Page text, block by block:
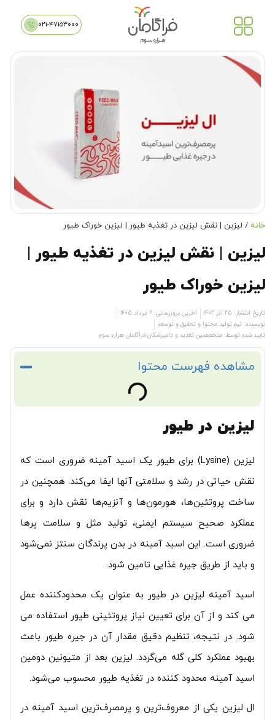
۰۲۱-۴۷۱۵۳۰۰۰
خانه / لیزین | نقش لیزین در تغذیه طیور | لیزین خوراک طیور
لیزین | نقش لیزین در تغذیه طیور |
لیزین خوراک طیور
تاریخ انتشار: 25 آذر 1402
آخرین بروزرسانی: 6 مرداد 1405
نویسنده: تیم تولید محتوا و تحقیق و توسعه
تایید شده توسط: متخصصین تغذیه و دامپزشکان فراگامان هزاره سوم
مشاهده فهرست محتوا
لیزین در طیور
لیزین (Lysine) برای طیور یک اسید آمینه ضروری است که
نقش حیاتی در رشد و سلامتی آنها ایفا می‌کند. همچنین در
ساخت پروتئین‌ها، هورمون‌ها و آنزیم‌ها نقش دارد و برای
عملکرد صحیح سیستم ایمنی، تولید مثل و سلامت پرها
ضروری است. این اسید آمینه در بدن پرندگان سنتز نمی‌شود
و باید از طریق جیره غذایی تامین شود.
اسید آمینه لیزین در طیور به عنوان یک محدودکننده عمل
می کند و از آن برای تعیین نیاز پروتئینی طیور استفاده می
شود. در نتیجه، تنظیم دقیق مقدار آن در جیره طیور باعث
بهبود عملکرد کلی گله می‌گردد. لیزین بعد از متیونین دومین
اسید آمینه محدود کننده در تغذیه طیور محسوب می‌شود.
ال لیزین یکی از معروف‌ترین و پرمصرف‌ترین اسید آمینه در